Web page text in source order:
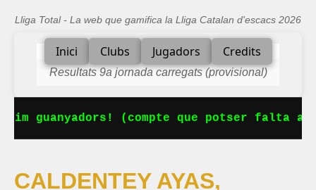
Lliga Total - La web que gamifica la Lliga Catalan d'escacs 2026
Inici Clubs Jugadors Credits
Resultats 9a jornada carregats (provisional)
guanyadors! (compte que potser falta
CALDENTEY AYAS,